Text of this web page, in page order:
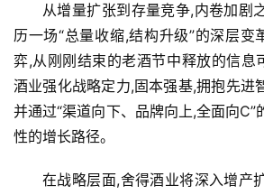
教
育
专
从增量扩张到存量竞争,内卷加剧
历一场“总量收缩,结构升级”的深层变
弈,从刚刚结束的老酒节中释放的信
酒业强化战略定力,固本强基,拥抱先进
并通过“渠道向下、品牌向上,全面向C”
性的增长路径。
在战略层面,舍得酒业将深入增产